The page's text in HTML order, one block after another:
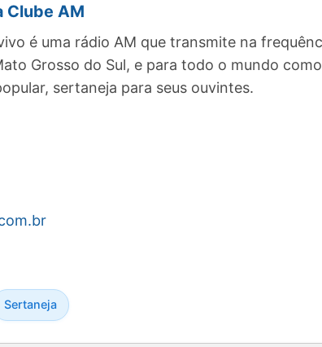
Clube AM
é uma rádio AM que transmite na
Grosso do Sul, e para todo o mundo
sertaneja para seus ouvintes.
Sertaneja